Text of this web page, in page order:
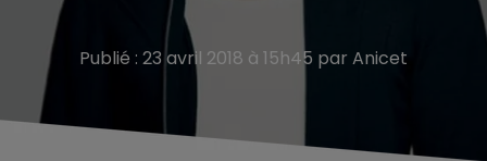
Publié : 23 avril 2018 à 15h45 par Anicet